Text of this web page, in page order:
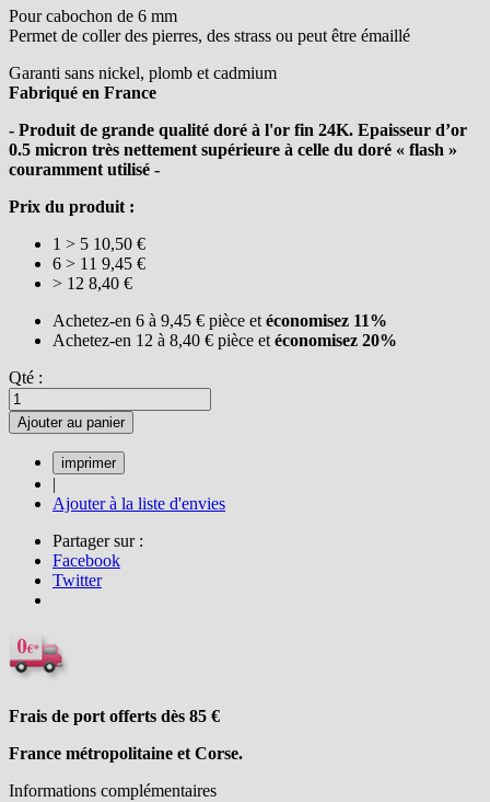
Pour cabochon de 6 mm
Permet de coller des pierres, des strass ou peut être émaillé
Garanti sans nickel, plomb et cadmium
Fabriqué en France
- Produit de grande qualité doré à l'or fin 24K. Epaisseur d’or
0.5 micron très nettement supérieure à celle du doré « flash »
couramment utilisé -
Prix du produit :
1 > 5 10,50 €
6 > 11 9,45 €
> 12 8,40 €
Achetez-en 6 à 9,45 € pièce et économisez 11%
Achetez-en 12 à 8,40 € pièce et économisez 20%
Qté :
Ajouter au panier
|
Ajouter à la liste d'envies
Partager sur :
Facebook
Twitter
Frais de port offerts dès 85 €
France métropolitaine et Corse.
Informations complémentaires